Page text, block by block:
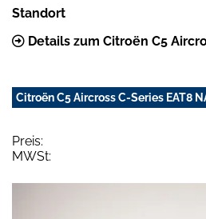
Standort
Details zum Citroën C5
Citroën C5 Aircross C-Series EAT8
Preis:
MWSt: